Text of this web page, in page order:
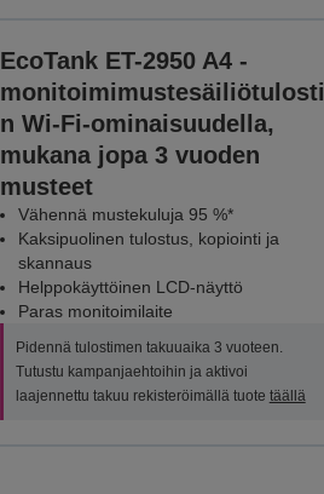
EcoTank ET-2950 A4 -
monitoimimustesäiliötulosti
n Wi-Fi-ominaisuudella,
mukana jopa 3 vuoden
musteet
Vähennä mustekuluja 95 %*
Kaksipuolinen tulostus, kopiointi ja
skannaus
Helppokäyttöinen LCD-näyttö
Paras monitoimilaite
Pidennä tulostimen takuuaika 3 vuoteen.
Tutustu kampanjaehtoihin ja aktivoi
laajennettu takuu rekisteröimällä tuote täällä